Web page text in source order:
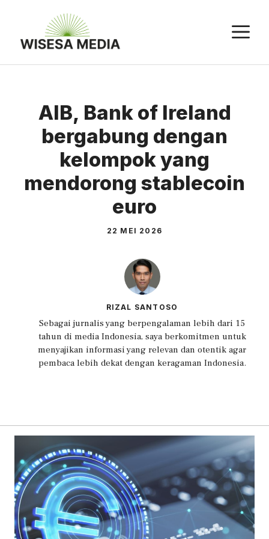
AIB, Bank of Ireland
bergabung dengan
kelompok yang
mendorong stablecoin
euro
22 MEI 2026
RIZAL SANTOSO
Sebagai jurnalis yang berpengalaman lebih dari 15
tahun di media Indonesia, saya berkomitmen untuk
menyajikan informasi yang relevan dan otentik agar
pembaca lebih dekat dengan keragaman Indonesia.